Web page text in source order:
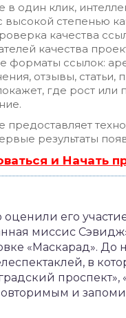
один клик,
высокой степенью
качества
качества
форматы ссылок:
отзывы, статьи,
где рост или
предоставляет
результаты
и Начать
оценили его
миссис
«Маскарад».
в
и